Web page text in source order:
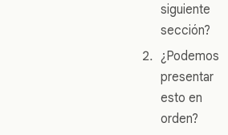
siguiente
sección?
¿Podemos
presentar
esto en
orden?